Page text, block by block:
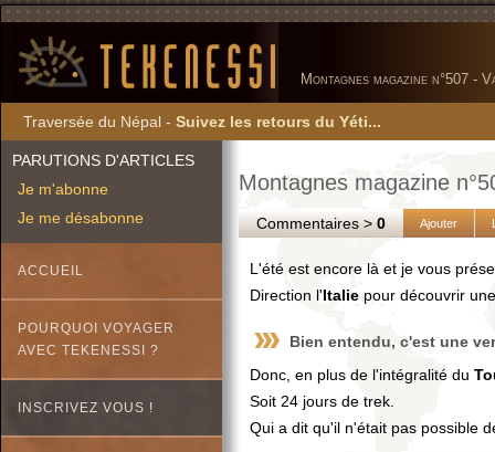
Montagnes magazine n°507 -
Traversée du Népal - Suivez les retours du Yéti...
PARUTIONS D'ARTICLES
Je m'abonne
Je me désabonne
ACCUEIL
POURQUOI VOYAGER
AVEC TEKENESSI ?
INSCRIVEZ VOUS !
Montagnes magazine
Commentaires >0 Ajouter
L'été est encore là et je vous
Direction l'Italie pour découvrir
Bien entendu, c'est une
Donc, en plus de l'intégralité du
Soit 24 jours de trek.
Qui a dit qu'il n'était pas possible